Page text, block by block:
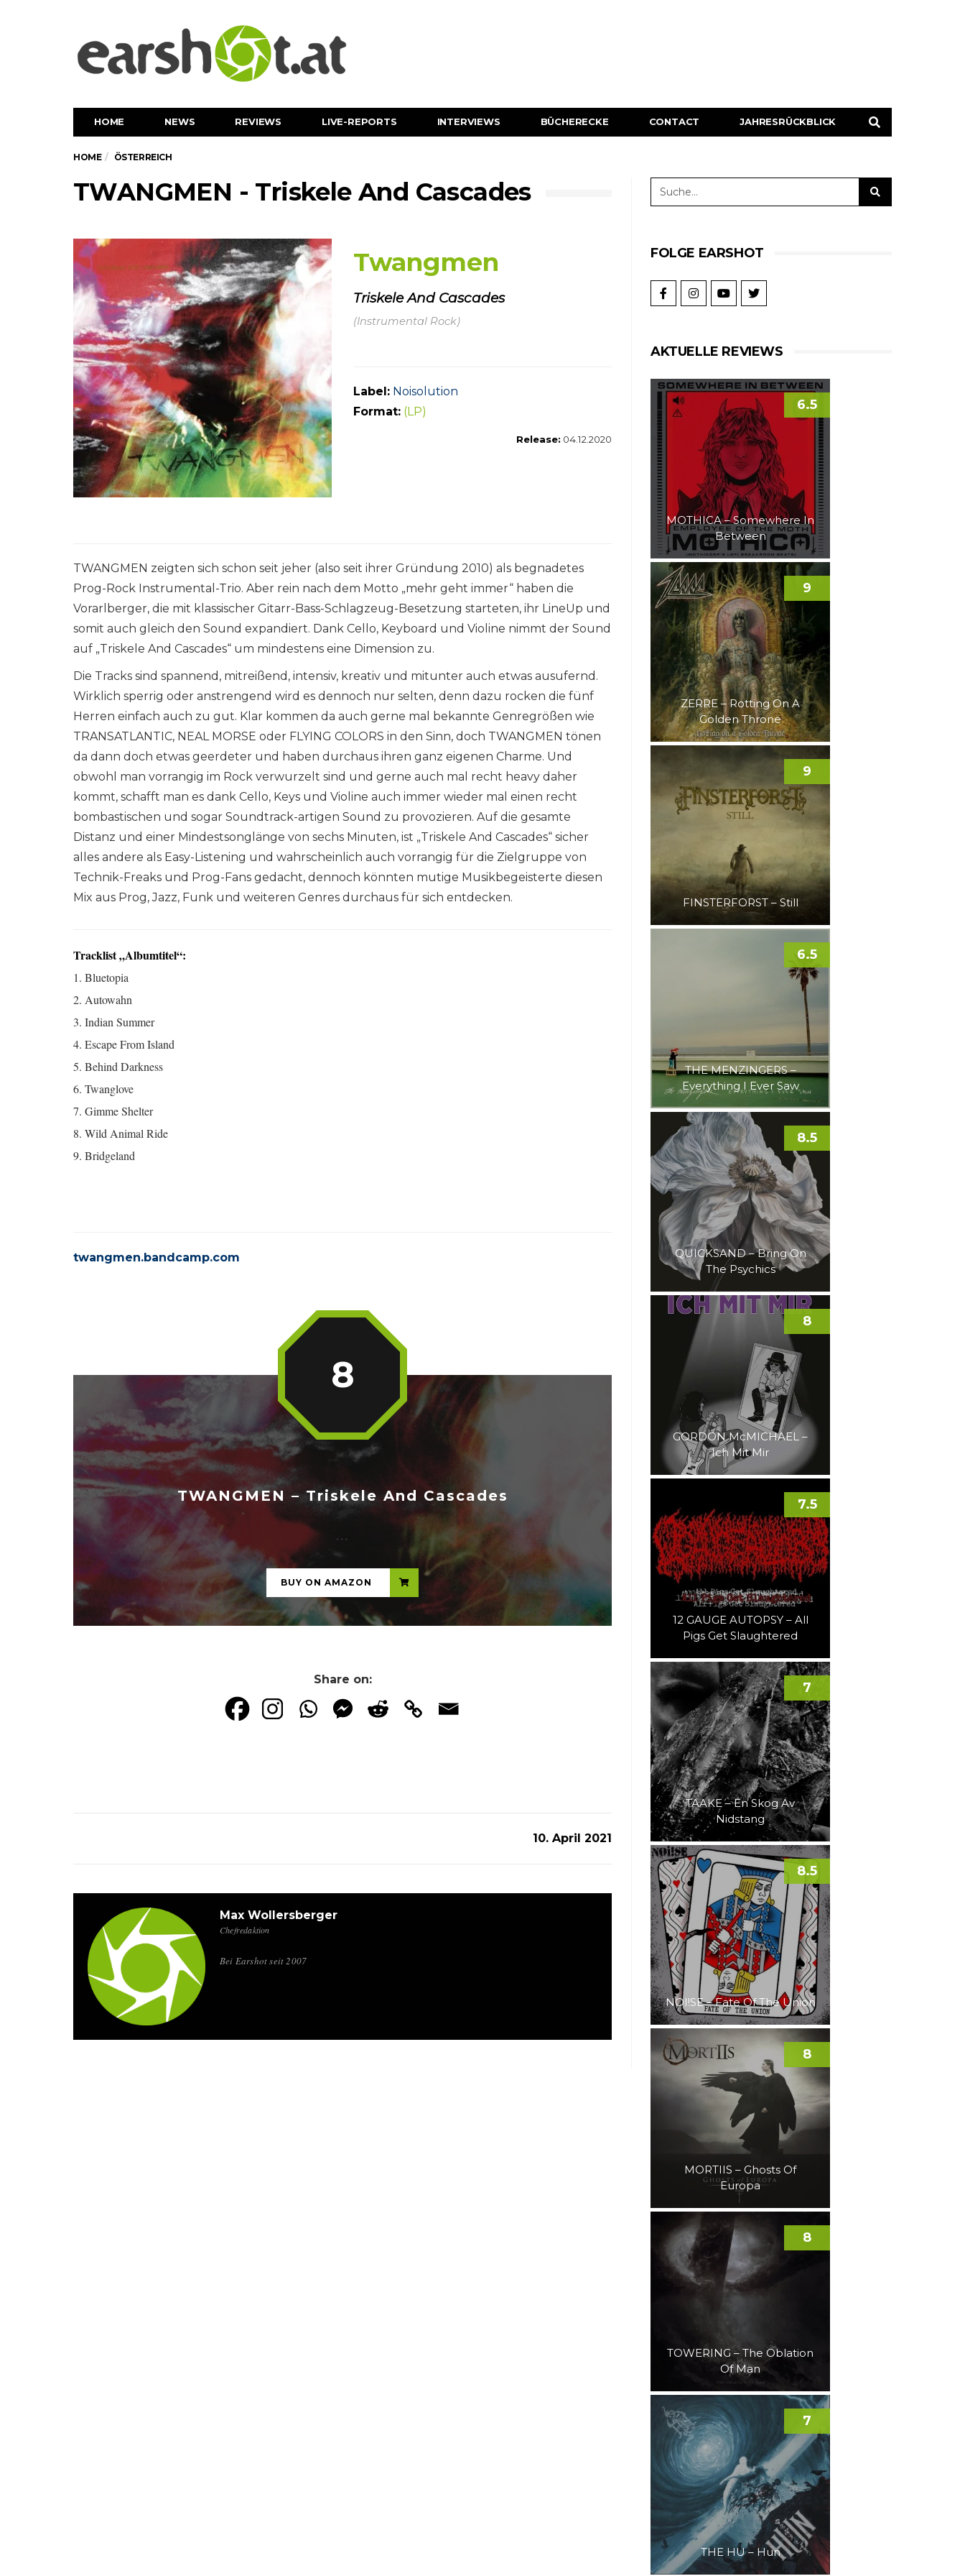
HOME NEWS REVIEWS LIVE-REPORTS INTERVIEWS BÜCHERECKE CONTACT JAHRESRÜCKBLICK
HOME ÖSTERREICH
TWANGMEN - Triskele And Cascades
Twangmen
Triskele And Cascades
(Instrumental Rock)
Label: Noisolution
Format: (LP)
Release: 04.12.2020
TWANGMEN zeigten sich schon seit jeher (also seit ihrer Gründung 2010) als begnadetes
Prog-Rock Instrumental-Trio. Aber rein nach dem Motto „mehr geht immer“ haben die
Vorarlberger, die mit klassischer Gitarr-Bass-Schlagzeug-Besetzung starteten, ihr LineUp und
somit auch gleich den Sound expandiert. Dank Cello, Keyboard und Violine nimmt der Sound
auf „Triskele And Cascades“ um mindestens eine Dimension zu.
Die Tracks sind spannend, mitreißend, intensiv, kreativ und mitunter auch etwas ausufernd.
Wirklich sperrig oder anstrengend wird es dennoch nur selten, denn dazu rocken die fünf
Herren einfach auch zu gut. Klar kommen da auch gerne mal bekannte Genregrößen wie
TRANSATLANTIC, NEAL MORSE oder FLYING COLORS in den Sinn, doch TWANGMEN tönen
da dann doch etwas geerdeter und haben durchaus ihren ganz eigenen Charme. Und
obwohl man vorrangig im Rock verwurzelt sind und gerne auch mal recht heavy daher
kommt, schafft man es dank Cello, Keys und Violine auch immer wieder mal einen recht
bombastischen und sogar Soundtrack-artigen Sound zu provozieren. Auf die gesamte
Distanz und einer Mindestsonglänge von sechs Minuten, ist „Triskele And Cascades“ sicher
alles andere als Easy-Listening und wahrscheinlich auch vorrangig für die Zielgruppe von
Technik-Freaks und Prog-Fans gedacht, dennoch könnten mutige Musikbegeisterte diesen
Mix aus Prog, Jazz, Funk und weiteren Genres durchaus für sich entdecken.
Tracklist „Albumtitel“:
1. Bluetopia
2. Autowahn
3. Indian Summer
4. Escape From Island
5. Behind Darkness
6. Twanglove
7. Gimme Shelter
8. Wild Animal Ride
9. Bridgeland
twangmen.bandcamp.com
TWANGMEN – Triskele And Cascades
8
...
BUY ON AMAZON
Share on:
10. April 2021
Max Wollersberger
Chefredaktion
Bei Earshot seit 2007
FOLGE EARSHOT
AKTUELLE REVIEWS
MOTHICA – Somewhere In
Between
6.5
ZERRE – Rotting On A
Golden Throne
9
FINSTERFORST – Still
9
THE MENZINGERS –
Everything I Ever Saw
6.5
QUICKSAND – Bring On
The Psychics
8.5
GORDON McMICHAEL –
Ich Mit Mir
8
12 GAUGE AUTOPSY – All
Pigs Get Slaughtered
7.5
TAAKE – En Skog Av
Nidstang
7
NOI!SE – Fate Of The Union
8.5
MORTIIS – Ghosts Of
Europa
8
TOWERING – The Oblation
Of Man
8
THE HU – Hun
7